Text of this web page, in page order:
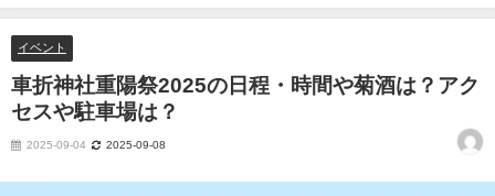
車場は？
イベント
車折神社重陽祭2025の日程・時間や菊酒は？アク
セスや駐車場は？
2025-09-04 2025-09-08